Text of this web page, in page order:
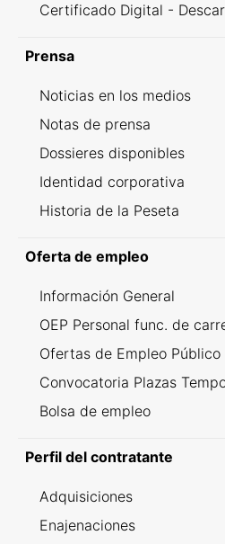
Certificado Digital -
Prensa
Noticias en los medios
Notas de prensa
Dossieres disponibles
Identidad corporativa
Historia de la Peseta
Oferta de empleo
Información General
OEP Personal func. de
Ofertas de Empleo
Convocatoria Plazas
Bolsa de empleo
Perfil del contratante
Adquisiciones
Enajenaciones